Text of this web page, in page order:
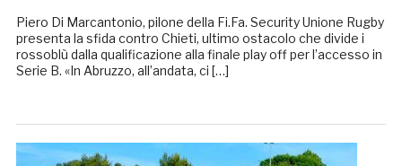
Piero Di Marcantonio, pilone della Fi.Fa. Security Unione Rugby
presenta la sfida contro Chieti, ultimo ostacolo che divide i
rossoblù dalla qualificazione alla finale play off per l’accesso in
Serie B. «In Abruzzo, all’andata, ci […]